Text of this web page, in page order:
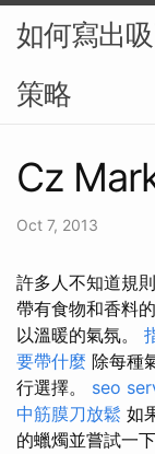
如何寫出
策略
Cz
Oct 7, 2013
許多人不知道規
帶有食物和香料
以溫暖的氣氛。
要帶什麼 除每種
行選擇。 seo
中筋膜刀放鬆 如
的蠟燭並嘗試一